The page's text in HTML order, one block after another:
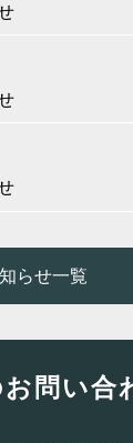
らせ一覧
問い合